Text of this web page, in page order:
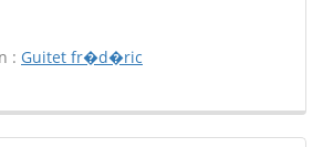
: Guitet fr�d�ric